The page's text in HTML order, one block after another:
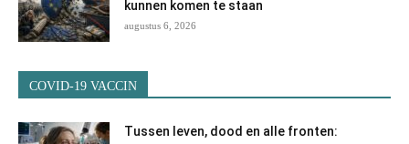
kunnen komen te staan
augustus 6, 2026
COVID-19 VACCIN
Tussen leven, dood en alle fronten: